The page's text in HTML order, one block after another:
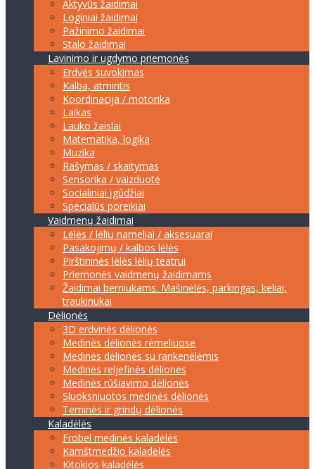
Aktyvūs žaidimai
Loginiai žaidimai
Pažinimo žaidimai
Stalo žaidimai
Lavinimo ir ugdymo priemonės
Erdvės suvokimas
Kalba, atmintis
Koordinacija / motorika
Laikas
Lauko žaislai
Matematika, logika
Muzika
Rašymas / skaitymas
Sensorika / vaizduotė
Socialiniai įgūdžiai
Specialūs poreikiai
Vaidmenų žaidimai
Lėlės / lėlių nameliai / aksesuarai
Pasakojimų / kalbos lėlės
Pirštininės lėlės lėlių teatrui
Priemonės vaidmenų žaidimams
Žaidimai berniukams. Mašinėlės, parkingas, keliai,
traukinukai
Dėlionės
3D erdvinės dėlionės
Medinės dėlionės rėmeliuose
Medinės dėlionės su rankenėlėmis
Medinės reljefinės dėlionės
Medinės rūšiavimo dėlionės
Sluoksniuotos medinės dėlionės
Teminės ir grindų dėlionės
Kaladėlės
Frobel medinės kaladėlės
Kamštmedžio kaladėlės
Kitokios kaladėlės